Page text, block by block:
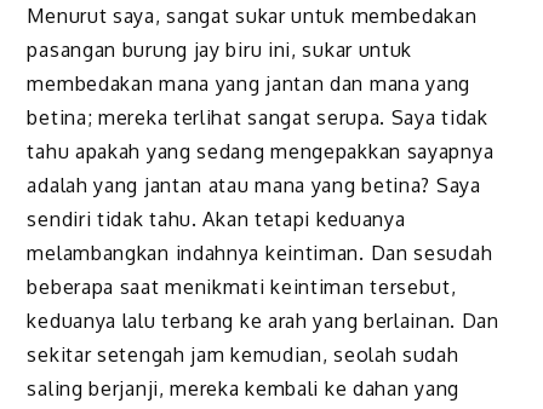
Menurut saya, sangat sukar untuk membedakan
pasangan burung jay biru ini, sukar untuk
membedakan mana yang jantan dan mana yang
betina; mereka terlihat sangat serupa. Saya tidak
tahu apakah yang sedang mengepakkan sayapnya
adalah yang jantan atau mana yang betina? Saya
sendiri tidak tahu. Akan tetapi keduanya
melambangkan indahnya keintiman. Dan sesudah
beberapa saat menikmati keintiman tersebut,
keduanya lalu terbang ke arah yang berlainan. Dan
sekitar setengah jam kemudian, seolah sudah
saling berjanji, mereka kembali ke dahan yang